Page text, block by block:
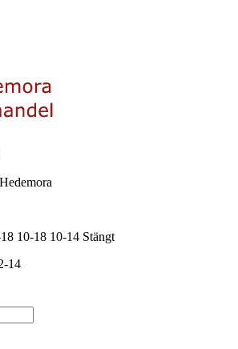
10-18 10-14 Stängt
14